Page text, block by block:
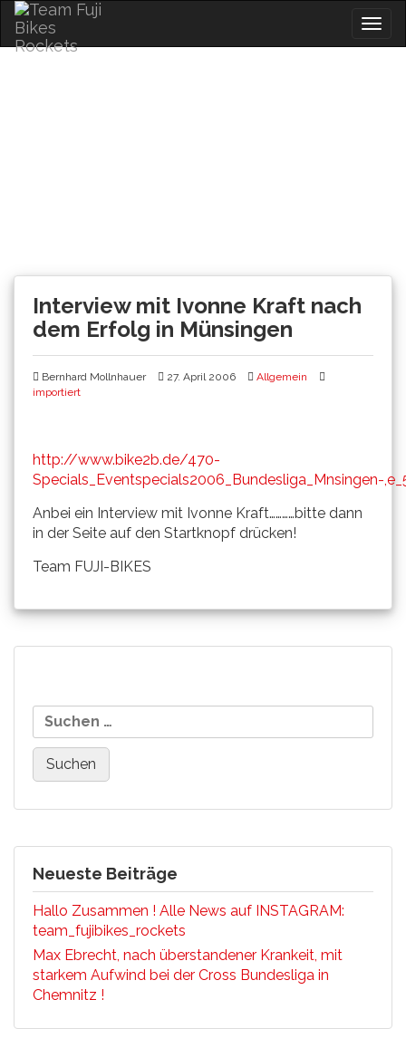
Skip
content
Interview mit Ivonne Kraft nach
dem Erfolg in Münsingen
Bernhard Mollnhauer 27. April 2006
Allgemein
importiert
http://www.bike2b.de/470-
Specials_Eventspecials2006_Bundesliga_Mnsingen-
Anbei ein Interview mit Ivonne Kraft…………bitte dann
in der Seite auf den Startknopf drücken!
Team FUJI-BIKES
Neueste Beiträge
Hallo Zusammen ! Alle News auf INSTAGRAM:
team_fujibikes_rockets
Max Ebrecht, nach überstandener Krankeit, mit
starkem Aufwind bei der Cross Bundesliga in
Chemnitz !